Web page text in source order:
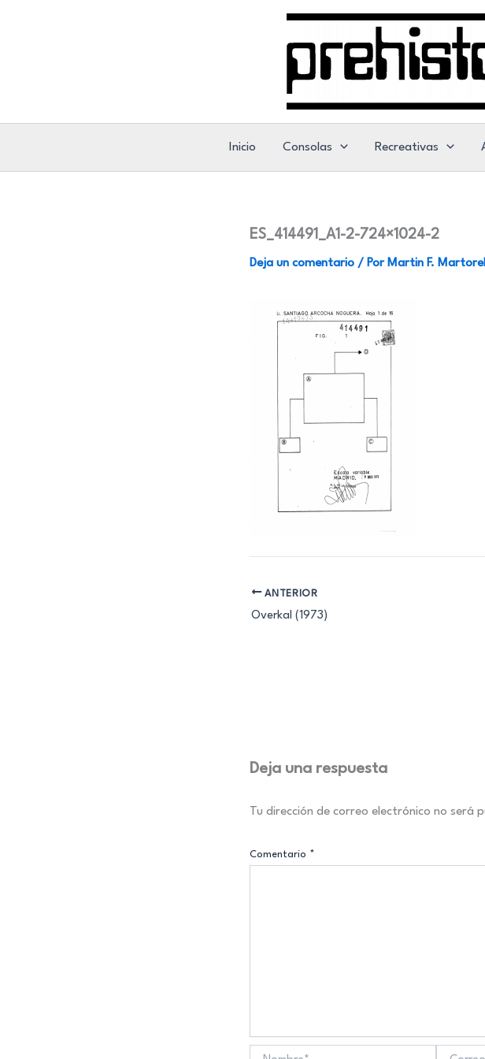
Inicio Consolas Recreativas
ES_414491_A1-2-724×1024-2
Deja un comentario / Por Martin F. Martorell
ANTERIOR
Overkal (1973)
Deja una respuesta
Tu dirección de correo electrónico no será
Comentario *